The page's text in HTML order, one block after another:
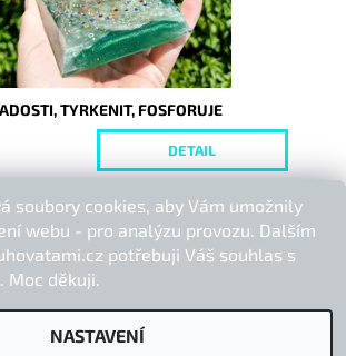
TYRKENIT, FOSFORUJE
DETAIL
napíše příspěvek k této položce.
soubory cookies, aby Vám umožnily
webu - pro analýzu provozu. Dalším
potřebuji Váš souhlas s
Moc děkuji.
NASTAVENÍ